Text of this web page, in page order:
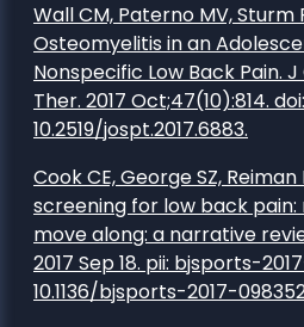
Wall CM, Paterno MV, Sturm
Osteomyelitis in an
Nonspecific Low Back Pain.
Ther. 2017 Oct;47(10):814. doi:
10.2519/jospt.2017.6883.
Cook CE, George SZ, Reiman
screening for low back
move along: a narrative
2017 Sep 18. pii: bjsports-
10.1136/bjsports-2017-